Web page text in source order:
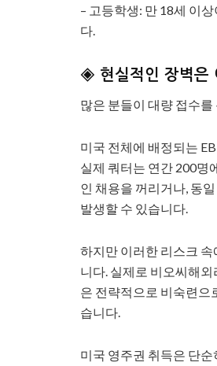
– 고등학생: 만 18세 이
다.
◈ 현실적인 장벽은
많은 분들이 대량 접수
미국 전체에 배정되는
실제 쿼터는 연간 200명
인 채용을 꺼리거나, 동
발생할 수 있습니다.
하지만 이러한 리스크
니다. 실제로 비오씨해
은 전략적으로 비숙련으
습니다.
미국 영주권 취득은 단